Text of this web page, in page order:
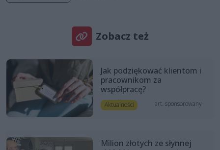
Zobacz też
Jak podziękować klientom i
pracownikom za
współpracę?
Aktualności art. sponsorowany
Milion złotych ze słynnej